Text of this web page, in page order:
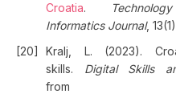
Croatia.
Informatics Journal,
Kralj, L. (2023).
skills. Digital Skills